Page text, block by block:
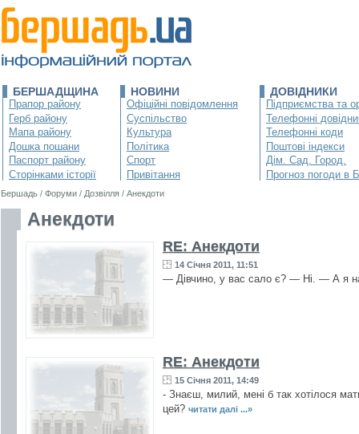
БЕРШАДЩИНА
Прапор району
Герб району
Мапа району
Дошка пошани
Паспорт району
Сторінками історії
НОВИНИ
Офіційні повідомлення
Суспільство
Культура
Політика
Спорт
Привітання
ДОВІДНИКИ
Підприємства та
Телефонні
Телефонні коди
Поштові індекси
Дім. Сад. Город.
Прогноз погоди в
Бершадь / Форуми / Дозвілля / Анекдоти
Анекдоти
RE: Анекдоти
14 Січня 2011, 11:51
— Дівчино, у вас сало є? — Ні. — А я
RE: Анекдоти
15 Січня 2011, 14:49
- Знаєш, милий, мені б так хотілося
цей? читати далі ...»